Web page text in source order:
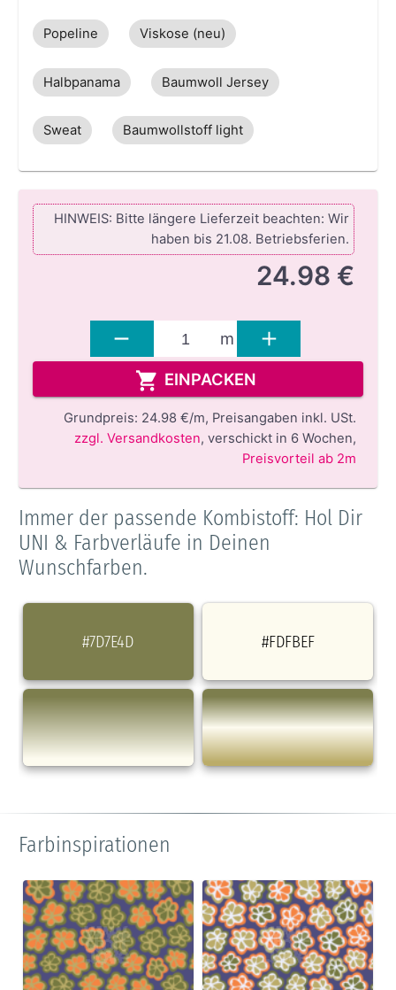
Popeline Viskose (neu)
Halbpanama Baumwoll Jersey
Sweat Baumwollstoff light
HINWEIS: Bitte längere Lieferzeit beachten: Wir
haben bis 21.08. Betriebsferien.
24.98 €
m
EINPACKEN
Grundpreis: 24.98 €/m, Preisangaben inkl. USt.
zzgl. Versandkosten,verschickt in 6 Wochen,
Preisvorteil ab 2m
Immer der passende Kombistoff: Hol Dir
UNI & Farbverläufe in Deinen
Wunschfarben.
#7D7E4D #FDFBEF
Farbinspirationen